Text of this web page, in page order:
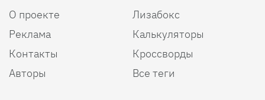
О проекте
Реклама
Контакты
Авторы
Лизабокс
Калькуляторы
Кроссворды
Все теги